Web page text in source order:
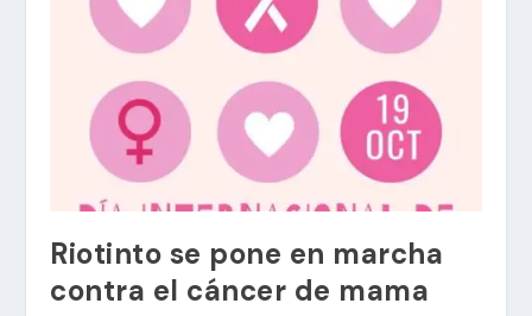
Riotinto se pone en marcha
contra el cáncer de mama